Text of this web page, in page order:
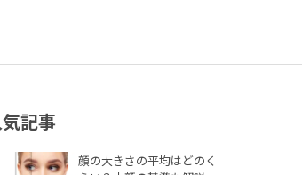
記事
顔の大きさの平均はどのく